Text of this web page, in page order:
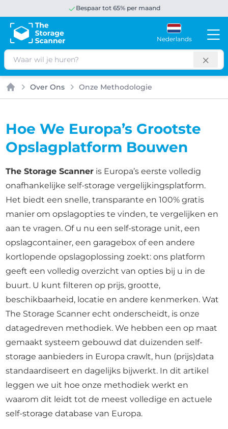
Bespaar tot 65% per maand
Nederlands
Zoeken
Home
Over Ons Onze Methodologie
Hoe We Europa’s Grootste
Opslagplatform Bouwen
The Storage Scanner is Europa’s eerste volledig
onafhankelijke self-storage vergelijkingsplatform.
Het biedt een snelle, transparante en 100% gratis
manier om opslagopties te vinden, te vergelijken en
aan te vragen. Of u nu een self-storage unit, een
opslagcontainer, een garagebox of een andere
kortlopende opslagoplossing zoekt: ons platform
geeft een volledig overzicht van opties bij u in de
buurt. U kunt filteren op prijs, grootte,
beschikbaarheid, locatie en andere kenmerken. Wat
The Storage Scanner echt onderscheidt, is onze
datagedreven methodiek. We hebben een op maat
gemaakt systeem gebouwd dat duizenden self-
storage aanbieders in Europa crawlt, hun (prijs)data
standaardiseert en dagelijks bijwerkt. In dit artikel
leggen we uit hoe onze methodiek werkt en
waarom dit leidt tot de meest volledige en actuele
self-storage database van Europa.